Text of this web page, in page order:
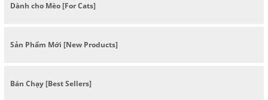
Dành cho Mèo [For Cats]
Sản Phẩm Mới [New Products]
Bán Chạy [Best Sellers]